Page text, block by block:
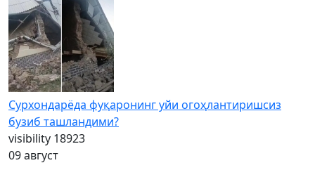
Сурхондарёда фуқаронинг уйи огоҳлантиришсиз
бузиб ташландими?
visibility 18923
09 август